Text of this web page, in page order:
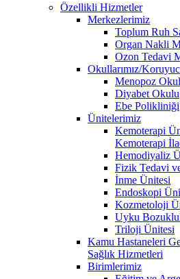
Özellikli Hizmetler
Merkezlerimiz
Toplum Ruh
Organ Nakli
Ozon Tedavi
Okullarımız/
Menopoz
Diyabet Okulu
Ebe Polikliniği
Ünitelerimiz
Kemoterapi
Kemoterapi
Hemodiyaliz
Fizik Tedavi
İnme Ünitesi
Endoskopi
Kozmetoloji
Uyku
Triloji Ünitesi
Kamu Hastaneleri
Sağlık Hizmetleri
Birimlerimiz